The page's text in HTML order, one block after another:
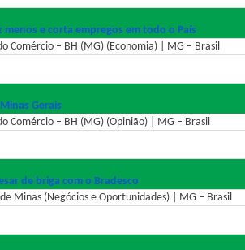
e corta empregos em todo o País
Comércio – BH (MG) (Economia) | MG – Brasil
Gerais
Comércio – BH (MG) (Opinião) | MG – Brasil
de briga com o Bradesco
Minas (Negócios e Oportunidades) | MG – Brasil